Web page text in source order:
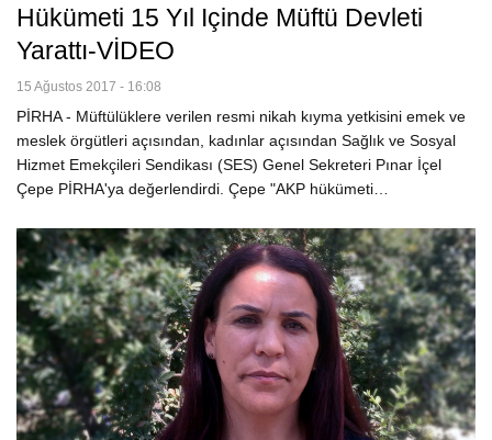
Hükümeti 15 Yıl Içinde Müftü Devleti
Yarattı-VİDEO
15 Ağustos 2017 - 16:08
PİRHA - Müftülüklere verilen resmi nikah kıyma yetkisini emek ve
meslek örgütleri açısından, kadınlar açısından Sağlık ve Sosyal
Hizmet Emekçileri Sendikası (SES) Genel Sekreteri Pınar İçel
Çepe PİRHA'ya değerlendirdi. Çepe "AKP hükümeti…